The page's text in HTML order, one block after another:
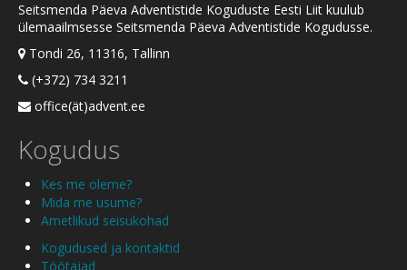
Seitsmenda Päeva Adventistide Koguduste Eesti Liit kuulub
ülemaailmsesse Seitsmenda Päeva Adventistide Kogudusse.
Tondi 26, 11316, Tallinn
(+372) 734 3211
office(ät)advent.ee
Kogudus
Kes me oleme?
Mida me usume?
Ametlikud seisukohad
Kogudused ja kontaktid
Töötajad